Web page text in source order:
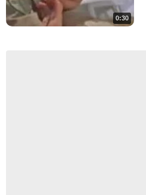
0:30